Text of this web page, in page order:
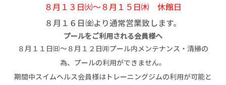
８月１３日㈫～８月１５日㈭ 休館日
８月１６日㈮より通常営業致します。
プールをご利用される会員様へ
８月１１日㈰～８月１２日㈪プール内メンテナンス・清掃の
為、プールの利用ができません。
期間中スイムヘルス会員様はトレーニングジムの利用が可能と